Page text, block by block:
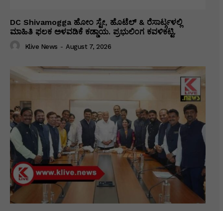
DC Shivamogga ಹೋಂ ಸ್ಟೇ, ಹೊಟೆಲ್ & ರೆಸಾರ್ಟ್ಗಳಲ್ಲಿ
ಮಾಹಿತಿ ಫಲಕ ಅಳವಡಿಕೆ ಕಡ್ಡಾಯ. ಪ್ರಭುಲಿಂಗ ಕವಳಿಕಟ್ಟಿ.
Klive News - August 7, 2026